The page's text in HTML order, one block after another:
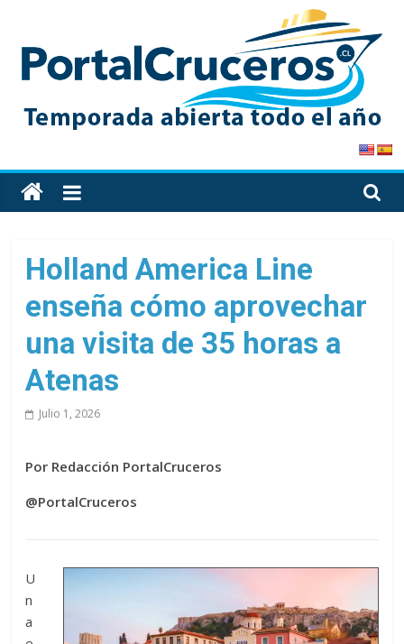
content
PortalCruceros
Toda
la
de
cruceros
en
solo
sitio
Holland America Line
enseña cómo aprovechar
una visita de 35 horas a
Atenas
Julio 1, 2026
Por Redacción PortalCruceros
@PortalCruceros
U
n
a